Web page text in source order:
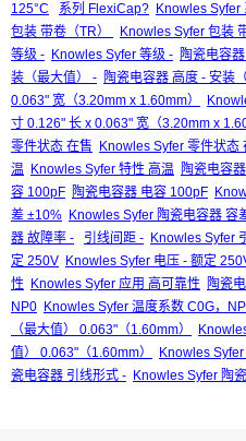
125°C
系列 FlexiCap? Knowles Syfer
包装 带卷（TR）
Knowles Syfer 包装
等级 - Knowles Syfer 等级 - 陶瓷电容
装（最大值） - 陶瓷电容器 高度 - 安装
0.063" 宽（3.20mm x 1.60mm）
寸 0.126" 长 x 0.063" 宽（3.20mm x
零件状态 在售
Knowles Syfer 零件状态
温
Knowles Syfer 特性 高温 陶瓷电容
容 100pF 陶瓷电容器 电容 100pF
差 ±10% Knowles Syfer 陶瓷电容器 容
器 故障率 -
引线间距 - Knowles Syfer
定 250V Knowles Syfer 电压 - 额定
性
Knowles Syfer 应用 高可靠性 陶瓷
NP0 Knowles Syfer 温度系数 C0G，
（最大值） 0.063"（1.60mm）
值） 0.063"（1.60mm）
Knowles
瓷电容器 引线形式 - Knowles Syfer 陶